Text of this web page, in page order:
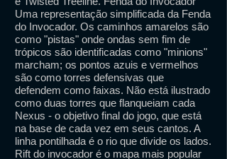
Uma representação simplificada da Fenda
do Invocador. Os caminhos amarelos são
como "pistas" onde ondas sem fim de
trópicos são identificadas como "minions"
marcham; os pontos azuis e vermelhos
são como torres defensivas que
defendem como faixas. Não está ilustrado
como duas torres que flanqueiam cada
Nexus - o objetivo final do jogo, que está
na base de cada vez em seus cantos. A
linha pontilhada é o rio que divide os lados.
Rift do invocador é o mapa mais popular